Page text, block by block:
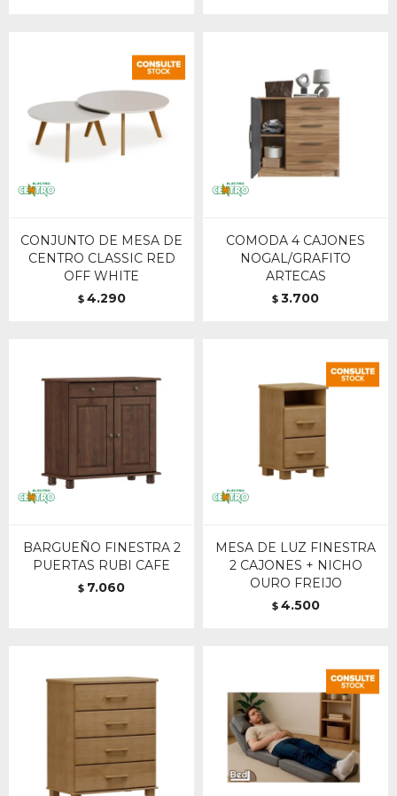
CONJUNTO DE MESA DE
CENTRO CLASSIC RED
OFF WHITE
$ 4.290
COMODA 4 CAJONES
NOGAL/GRAFITO
ARTECAS
$ 3.700
BARGUEÑO FINESTRA 2
PUERTAS RUBI CAFE
$ 7.060
MESA DE LUZ FINESTRA
2 CAJONES + NICHO
OURO FREIJO
$ 4.500